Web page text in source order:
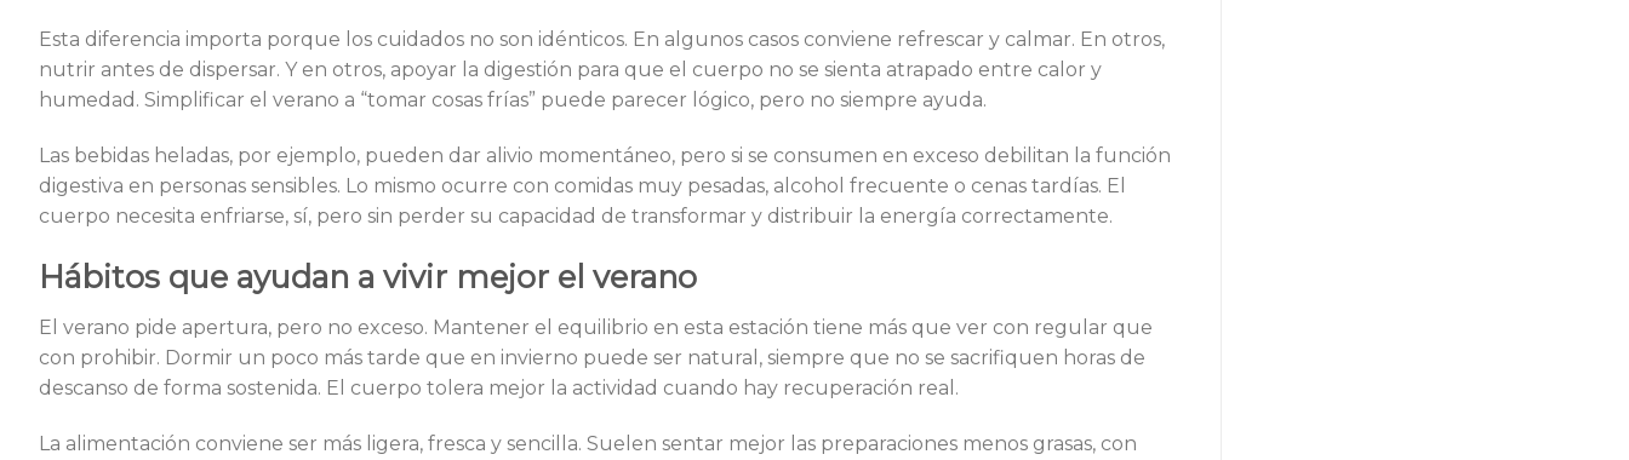
Esta diferencia importa porque los cuidados no son idénticos. En algunos casos conviene refrescar y calmar. En otros,
nutrir antes de dispersar. Y en otros, apoyar la digestión para que el cuerpo no se sienta atrapado entre calor y
humedad. Simplificar el verano a “tomar cosas frías” puede parecer lógico, pero no siempre ayuda.
Las bebidas heladas, por ejemplo, pueden dar alivio momentáneo, pero si se consumen en exceso debilitan la función
digestiva en personas sensibles. Lo mismo ocurre con comidas muy pesadas, alcohol frecuente o cenas tardías. El
cuerpo necesita enfriarse, sí, pero sin perder su capacidad de transformar y distribuir la energía correctamente.
Hábitos que ayudan a vivir mejor el verano
El verano pide apertura, pero no exceso. Mantener el equilibrio en esta estación tiene más que ver con regular que
con prohibir. Dormir un poco más tarde que en invierno puede ser natural, siempre que no se sacrifiquen horas de
descanso de forma sostenida. El cuerpo tolera mejor la actividad cuando hay recuperación real.
La alimentación conviene ser más ligera, fresca y sencilla. Suelen sentar mejor las preparaciones menos grasas, con